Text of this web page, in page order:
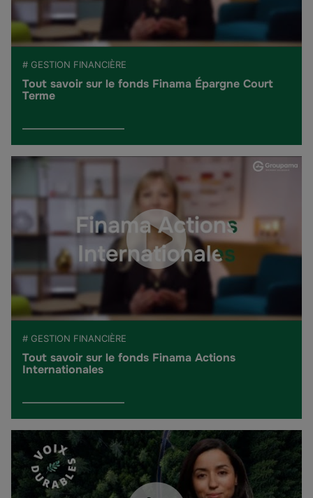
# GESTION FINANCIÈRE
Tout savoir sur le fonds Finama Épargne Court
Terme
# GESTION FINANCIÈRE
Tout savoir sur le fonds Finama Actions
Internationales